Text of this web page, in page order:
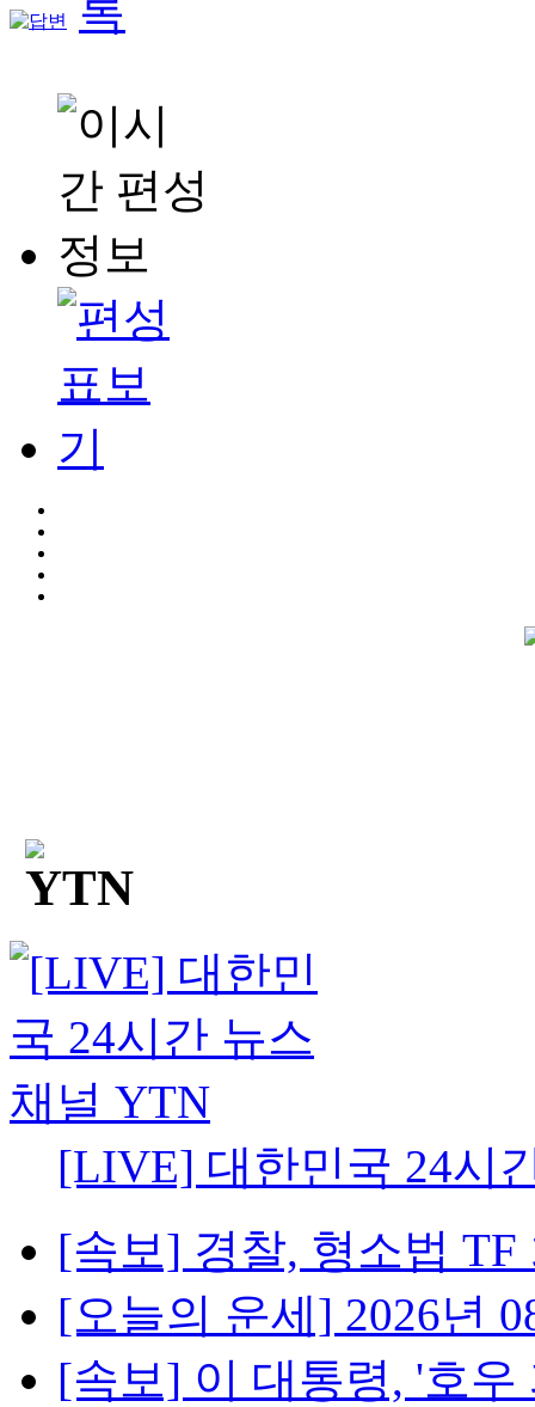
[LIVE] 대한민국 24시
[속보] 경찰, 형소법 TF
[오늘의 운세] 2026년
[속보] 이 대통령, '호우